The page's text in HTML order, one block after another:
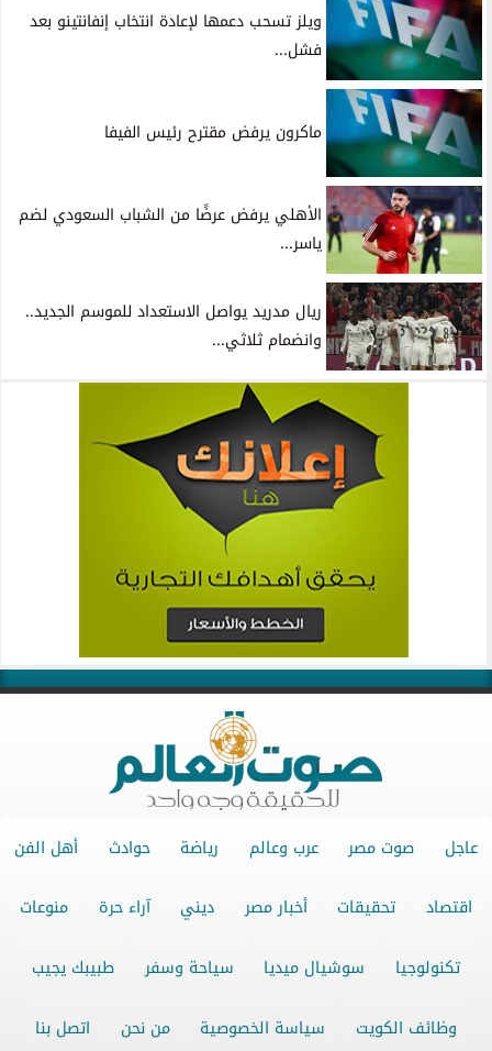
ويلز تسحب دعمها لإعادة انتخاب إنفانتينو بعد
فشل...
ماكرون يرفض مقترح رئيس الفيفا
الأهلي يرفض عرضًا من الشباب السعودي لضم
ياسر...
ريال مدريد يواصل الاستعداد للموسم الجديد..
وانضمام ثلاثي...
عاجل صوت مصر عرب وعالم رياضة حوادث أهل الفن
اقتصاد تحقيقات أخبار مصر ديني آراء حرة منوعات
تكنولوجيا سوشيال ميديا سياحة وسفر طبيبك يجيب
وظائف الكويت سياسة الخصوصية من نحن اتصل بنا